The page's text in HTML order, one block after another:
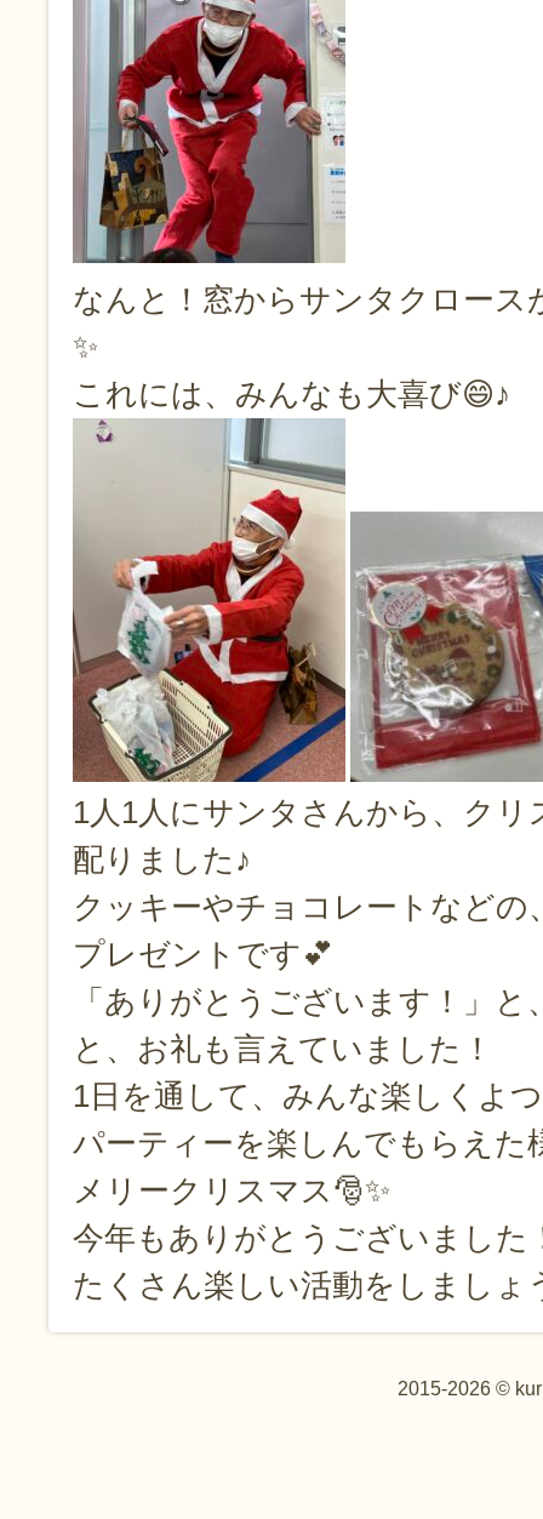
なんと！窓からサンタクロース
✨
これには、みんなも大喜び😄♪
1人1人にサンタさんから、ク
配りました♪
クッキーやチョコレートなどの
プレゼントです💕
「ありがとうございます！」
と、お礼も言えていました！
1日を通して、みんな楽しくよ
パーティーを楽しんでもらえた
メリークリスマス🎅✨
今年もありがとうございました
たくさん楽しい活動をしましょ
2015-2026 ©